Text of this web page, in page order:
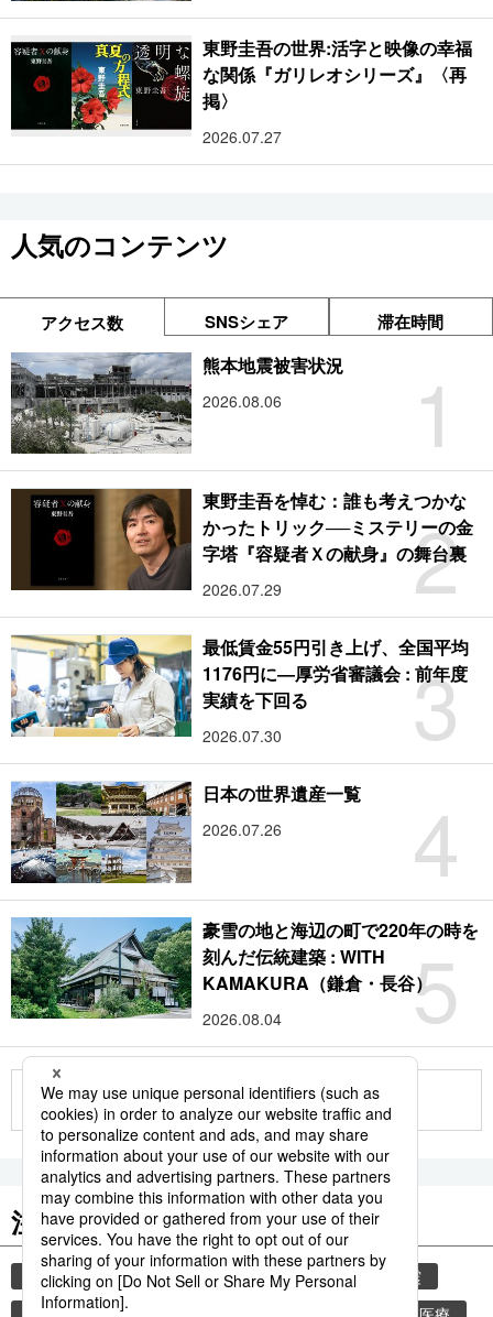
東野圭吾の世界:活字と映像の幸福
な関係『ガリレオシリーズ』〈再
掲〉
2026.07.27
人気のコンテンツ
アクセス数 SNSシェア 滞在時間
1
熊本地震被害状況
2026.08.06
2
東野圭吾を悼む：誰も考えつかな
かったトリック──ミステリーの金
字塔『容疑者Ｘの献身』の舞台裏
2026.07.29
3
最低賃金55円引き上げ、全国平均
1176円に―厚労省審議会 : 前年度
実績を下回る
2026.07.30
4
日本の世界遺産一覧
2026.07.26
5
豪雪の地と海辺の町で220年の時を
刻んだ伝統建築 : WITH
KAMAKURA（鎌倉・長谷）
2026.08.04
もっと見る
注目のキーワード
共同通信ニュース 災害 気象・災害
地震